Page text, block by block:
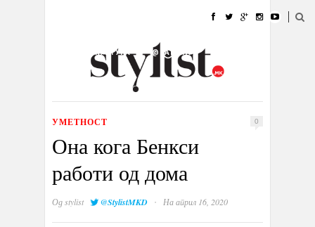
УБАВИНА
КУЛТУРА @РАБОТА
ИЗЛОГ
УМЕТНОСТ 0
Она кога Бенкси
работи од дома
Одstylist @StylistMKD · На април 16, 2020